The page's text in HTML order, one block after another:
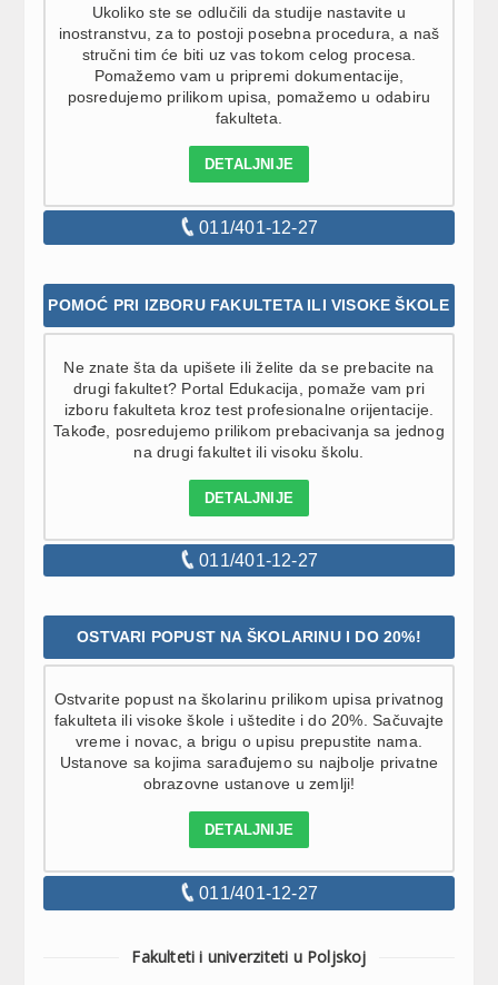
Ukoliko ste se odlučili da studije nastavite u
inostranstvu, za to postoji posebna procedura, a naš
stručni tim će biti uz vas tokom celog procesa.
Pomažemo vam u pripremi dokumentacije,
posredujemo prilikom upisa, pomažemo u odabiru
fakulteta.
DETALJNIJE
011/401-12-27
POMOĆ PRI IZBORU FAKULTETA ILI VISOKE ŠKOLE
Ne znate šta da upišete ili želite da se prebacite na
drugi fakultet? Portal Edukacija, pomaže vam pri
izboru fakulteta kroz test profesionalne orijentacije.
Takođe, posredujemo prilikom prebacivanja sa jednog
na drugi fakultet ili visoku školu.
DETALJNIJE
011/401-12-27
OSTVARI POPUST NA ŠKOLARINU I DO 20%!
Ostvarite popust na školarinu prilikom upisa privatnog
fakulteta ili visoke škole i uštedite i do 20%. Sačuvajte
vreme i novac, a brigu o upisu prepustite nama.
Ustanove sa kojima sarađujemo su najbolje privatne
obrazovne ustanove u zemlji!
DETALJNIJE
011/401-12-27
Fakulteti i univerziteti u Poljskoj